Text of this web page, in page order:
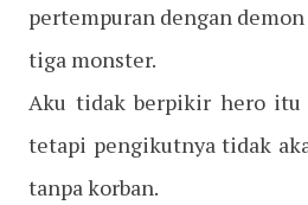
pertempuran dengan
tiga monster.
Aku tidak berpikir hero itu
tetapi pengikutnya tidak
tanpa korban.